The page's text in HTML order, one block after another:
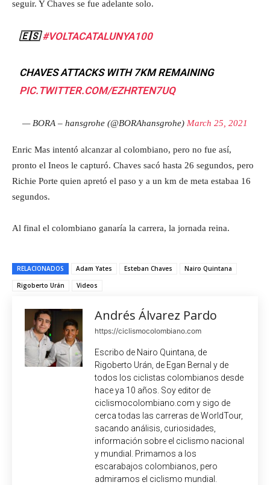
seguir. Y Chaves se fue adelante solo.
🇪🇸#VOLTACATALUNYA100
CHAVES ATTACKS WITH 7KM REMAINING
PIC.TWITTER.COM/EZHRTEN7UQ
— BORA – hansgrohe (@BORAhansgrohe) March 25, 2021
Enric Mas intentó alcanzar al colombiano, pero no fue así,
pronto el Ineos le capturó. Chaves sacó hasta 26 segundos, pero
Richie Porte quien apretó el paso y a un km de meta estabaa 16
segundos.
Al final el colombiano ganaría la carrera, la jornada reina.
RELACIONADOS Adam Yates Esteban Chaves
Nairo Quintana
Rigoberto Urán
Videos
Andrés Álvarez Pardo
https://ciclismocolombiano.com
Escribo de Nairo Quintana, de
Rigoberto Urán, de Egan Bernal y de
todos los ciclistas colombianos desde
hace ya 10 años. Soy editor de
ciclismocolombiano.com y sigo de
cerca todas las carreras de WorldTour,
sacando análisis, curiosidades,
información sobre el ciclismo nacional
y mundial. Primamos a los
escarabajos colombianos, pero
admiramos el ciclismo mundial.